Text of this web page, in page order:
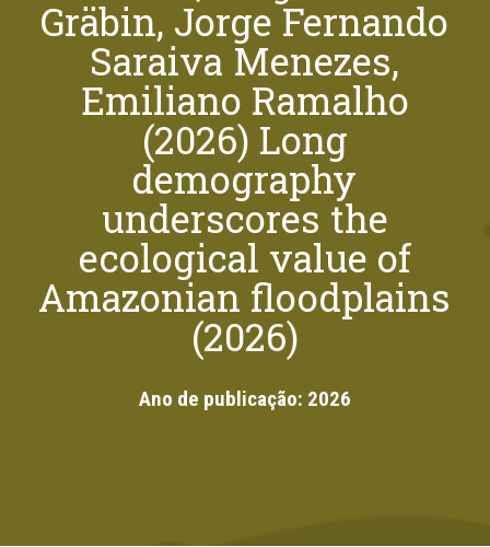
Gräbin, Jorge Fernando
Saraiva Menezes,
Emiliano Ramalho
(2026) Long
demography
underscores the
ecological value of
Amazonian floodplains
(2026)
Ano de publicação: 2026